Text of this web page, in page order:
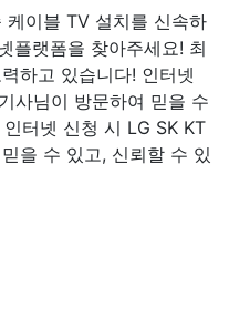
이블 TV 설치를 신속하
플랫폼을 찾아주세요! 최
하고 있습니다! 인터넷
사님이 방문하여 믿을 수
터넷 신청 시 LG SK KT
을 수 있고, 신뢰할 수 있